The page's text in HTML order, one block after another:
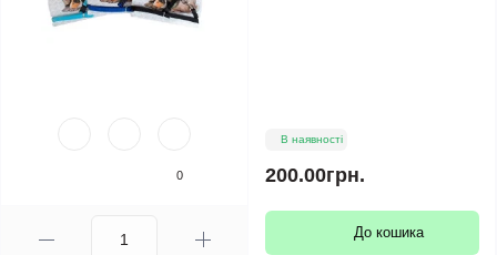
0
В наявності
200.00грн.
До кошика